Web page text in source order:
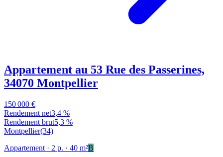
Appartement au 53 Rue des Passerines,
34070 Montpellier
150 000 €
Rendement net3,4 %
Rendement brut5,3 %
Montpellier(34)
Appartement · 2 p. · 40 m²B